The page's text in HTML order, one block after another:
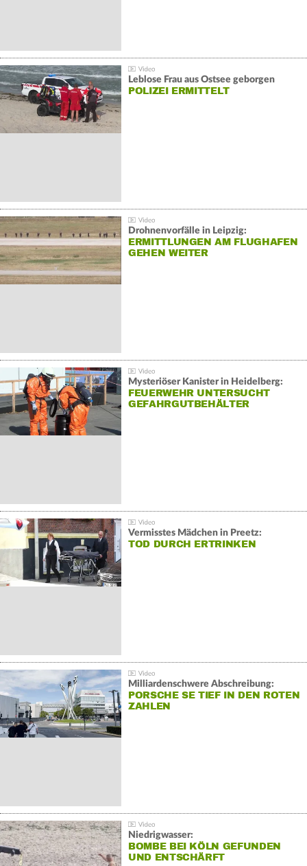
Leblose Frau aus Ostsee geborgen
POLIZEI ERMITTELT
Drohnenvorfälle in Leipzig:
ERMITTLUNGEN AM FLUGHAFEN
GEHEN WEITER
Mysteriöser Kanister in Heidelberg:
FEUERWEHR UNTERSUCHT
GEFAHRGUTBEHÄLTER
Vermisstes Mädchen in Preetz:
TOD DURCH ERTRINKEN
Milliardenschwere Abschreibung:
PORSCHE SE TIEF IN DEN ROTEN
ZAHLEN
Niedrigwasser:
BOMBE BEI KÖLN GEFUNDEN
UND ENTSCHÄRFT